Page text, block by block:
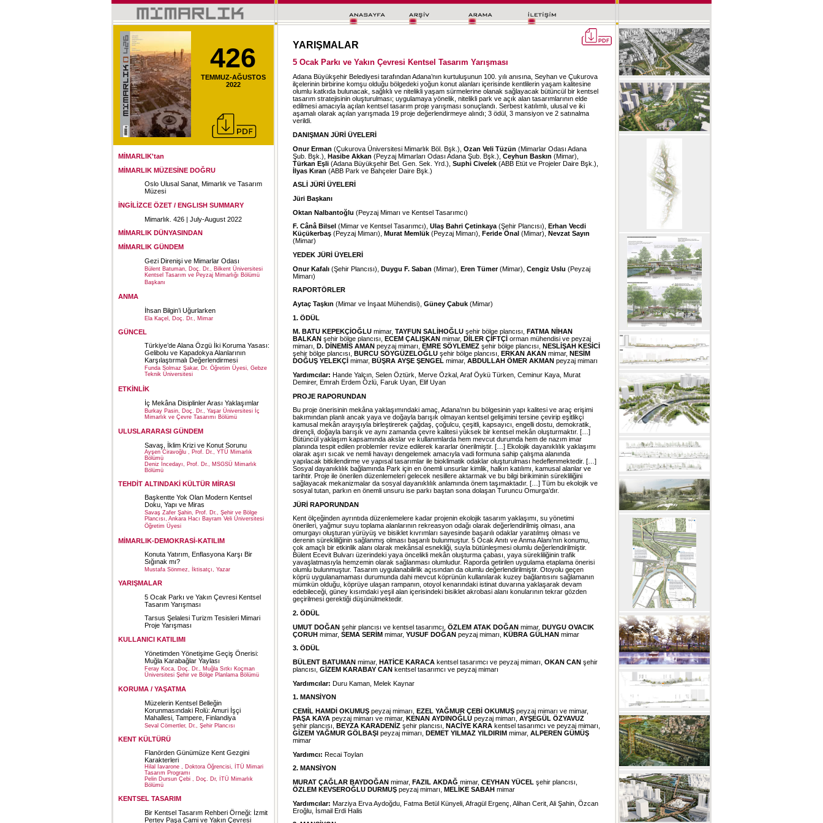
426
TEMMUZ-AĞUSTOS
2022
MİMARLIK'tan
MİMARLIK MÜZESİNE DOĞRU
Oslo Ulusal Sanat, Mimarlık ve Tasarım
Müzesi
İNGİLİZCE ÖZET / ENGLISH SUMMARY
Mimarlık. 426 | July-August 2022
MİMARLIK DÜNYASINDAN
MİMARLIK GÜNDEM
Gezi Direnişi ve Mimarlar Odası
Bülent Batuman, Doç. Dr., Bilkent Üniversitesi
Kentsel Tasarım ve Peyzaj Mimarlığı Bölümü
Başkanı
ANMA
İhsan Bilgin’i Uğurlarken
Ela Kaçel, Doç. Dr., Mimar
GÜNCEL
Türkiye’de Alana Özgü İki Koruma Yasası:
Gelibolu ve Kapadokya Alanlarının
Karşılaştırmalı Değerlendirmesi
Funda Solmaz Şakar, Dr. Öğretim Üyesi, Gebze
Teknik Üniversitesi
ETKİNLİK
İç Mekâna Disiplinler Arası Yaklaşımlar
Burkay Pasin, Doç. Dr., Yaşar Üniversitesi İç
Mimarlık ve Çevre Tasarımı Bölümü
ULUSLARARASI GÜNDEM
Savaş, İklim Krizi ve Konut Sorunu
Ayşen Ciravoğlu , Prof. Dr., YTÜ Mimarlık
Bölümü
Deniz İncedayı, Prof. Dr., MSGSÜ Mimarlık
Bölümü
TEHDİT ALTINDAKİ KÜLTÜR MİRASI
Başkentte Yok Olan Modern Kentsel
Doku, Yapı ve Miras
Savaş Zafer Şahin, Prof. Dr., Şehir ve Bölge
Plancısı, Ankara Hacı Bayram Veli Üniversitesi
Öğretim Üyesi
MİMARLIK-DEMOKRASİ-KATILIM
Konuta Yatırım, Enflasyona Karşı Bir
Sığınak mı?
Mustafa Sönmez, İktisatçı, Yazar
YARIŞMALAR
5 Ocak Parkı ve Yakın Çevresi Kentsel
Tasarım Yarışması
Tarsus Şelalesi Turizm Tesisleri Mimari
Proje Yarışması
KULLANICI KATILIMI
Yönetimden Yönetişime Geçiş Önerisi:
Muğla Karabağlar Yaylası
Feray Koca, Doç. Dr., Muğla Sıtkı Koçman
Üniversitesi Şehir ve Bölge Planlama Bölümü
KORUMA / YAŞATMA
Müzelerin Kentsel Belleğin
Korunmasındaki Rolü: Amuri İşçi
Mahallesi, Tampere, Finlandiya
Seval Cömertler, Dr., Şehir Plancısı
KENT KÜLTÜRÜ
Flanörden Günümüze Kent Gezgini
Karakterleri
Hilal Iavarone , Doktora Öğrencisi, İTÜ Mimari
Tasarım Programı
Pelin Dursun Çebi , Doç. Dr, İTÜ Mimarlık
Bölümü
KENTSEL TASARIM
Bir Kentsel Tasarım Rehberi Örneği: İzmit
Pertev Paşa Cami ve Yakın Çevresi
YARIŞMALAR
5 Ocak Parkı ve Yakın Çevresi Kentsel Tasarım Yarışması
Adana Büyükşehir Belediyesi tarafından Adana’nın kurtuluşunun 100. yılı anısına, Seyhan ve Çukurova
ilçelerinin birbirine komşu olduğu bölgedeki yoğun konut alanları içerisinde kentlilerin yaşam kalitesine
olumlu katkıda bulunacak, sağlıklı ve nitelikli yaşam sürmelerine olanak sağlayacak bütüncül bir kentsel
tasarım stratejisinin oluşturulması; uygulamaya yönelik, nitelikli park ve açık alan tasarımlarının elde
edilmesi amacıyla açılan kentsel tasarım proje yarışması sonuçlandı. Serbest katılımlı, ulusal ve iki
aşamalı olarak açılan yarışmada 19 proje değerlendirmeye alındı; 3 ödül, 3 mansiyon ve 2 satınalma
verildi.
DANIŞMAN JÜRİ ÜYELERİ
Onur Erman (Çukurova Üniversitesi Mimarlık Böl. Bşk.), Ozan Veli Tüzün (Mimarlar Odası Adana
Şub. Bşk.), Hasibe Akkan (Peyzaj Mimarları Odası Adana Şub. Bşk.), Ceyhun Baskın (Mimar),
Türkan Eşli (Adana Büyükşehir Bel. Gen. Sek. Yrd.), Suphi Civelek (ABB Etüt ve Projeler Daire Bşk.),
İlyas Kıran (ABB Park ve Bahçeler Daire Bşk.)
ASLİ JÜRİ ÜYELERİ
Jüri Başkanı
Oktan Nalbantoğlu (Peyzaj Mimarı ve Kentsel Tasarımcı)
F. Cânâ Bilsel (Mimar ve Kentsel Tasarımcı), Ulaş Bahri Çetinkaya (Şehir Plancısı),
Erhan Vecdi
Küçükerbaş (Peyzaj Mimarı), Murat Memlük (Peyzaj Mimarı), Feride Önal (Mimar),
Nevzat Sayın
(Mimar)
YEDEK JÜRİ ÜYELERİ
Onur Kafalı (Şehir Plancısı), Duygu F. Saban (Mimar), Eren Tümer(Mimar), Cengiz Uslu (Peyzaj
Mimarı)
RAPORTÖRLER
Aytaç Taşkın (Mimar ve İnşaat Mühendisi), Güney Çabuk (Mimar)
1. ÖDÜL
M. BATU KEPEKÇİOĞLU mimar, TAYFUN SALİHOĞLU şehir bölge plancısı, FATMA NİHAN
BALKAN şehir bölge plancısı, ECEM ÇALIŞKAN mimar, DİLER ÇİFTÇİ orman mühendisi ve peyzaj
mimarı, D. DİNEMİS AMAN peyzaj mimarı, EMRE SÖYLEMEZ şehir bölge plancısı, NESLİŞAH KESİCİ
şehir bölge plancısı, BURCU SÖYGÜZELOĞLU şehir bölge plancısı, ERKAN AKAN mimar, NESİM
DOĞUŞ YELEKÇİ mimar, BÜŞRA AYŞE ŞENGEL mimar, ABDULLAH ÖMER AKMAN peyzaj mimarı
Yardımcılar: Hande Yalçın, Selen Öztürk, Merve Özkal, Araf Öykü Türken, Ceminur Kaya, Murat
Demirer, Emrah Erdem Özlü, Faruk Uyan, Elif Uyan
PROJE RAPORUNDAN
Bu proje önerisinin mekâna yaklaşımındaki amaç, Adana’nın bu bölgesinin yapı kalitesi ve araç erişimi
bakımından planlı ancak yaya ve doğayla barışık olmayan kentsel gelişimini tersine çevirip eşitlikçi
kamusal mekân arayışıyla birleştirerek çağdaş, çoğulcu, çeşitli, kapsayıcı, engelli dostu, demokratik,
dirençli, doğayla barışık ve aynı zamanda çevre kalitesi yüksek bir kentsel mekân oluşturmaktır. […]
Bütüncül yaklaşım kapsamında akslar ve kullanımlarda hem mevcut durumda hem de nazım imar
planında tespit edilen problemler revize edilerek kararlar önerilmiştir. […] Ekolojik dayanıklılık yaklaşımı
olarak aşırı sıcak ve nemli havayı dengelemek amacıyla vadi formuna sahip çalışma alanında
yapılacak bitkilendirme ve yapısal tasarımlar ile bioklimatik odaklar oluşturulması hedeflenmektedir. […]
Sosyal dayanıklılık bağlamında Park için en önemli unsurlar kimlik, halkın katılımı, kamusal alanlar ve
tarihtir. Proje ile önerilen düzenlemeleri gelecek nesillere aktarmak ve bu bilgi birikiminin sürekliliğini
sağlayacak mekanizmalar da sosyal dayanıklılık anlamında önem taşımaktadır. […] Tüm bu ekolojik ve
sosyal tutan, parkın en önemli unsuru ise parkı baştan sona dolaşan Turuncu Omurga’dır.
JÜRİ RAPORUNDAN
Kent ölçeğinden ayrıntıda düzenlemelere kadar projenin ekolojik tasarım yaklaşımı, su yönetimi
önerileri, yağmur suyu toplama alanlarının rekreasyon odağı olarak değerlendirilmiş olması, ana
omurgayı oluşturan yürüyüş ve bisiklet kıvrımları sayesinde başarılı odaklar yaratılmış olması ve
derenin sürekliliğinin sağlanmış olması başarılı bulunmuştur. 5 Ocak Anıtı ve Anma Alanı’nın konumu,
çok amaçlı bir etkinlik alanı olarak mekânsal esnekliği, suyla bütünleşmesi olumlu değerlendirilmiştir.
Bülent Ecevit Bulvarı üzerindeki yaya öncelikli mekân oluşturma çabası, yaya sürekliliğinin trafik
yavaşlatmasıyla hemzemin olarak sağlanması olumludur. Raporda getirilen uygulama etaplama önerisi
olumlu bulunmuştur. Tasarım uygulanabilirlik açısından da olumlu değerlendirilmiştir. Otoyolu geçen
köprü uygulanamaması durumunda dahi mevcut köprünün kullanılarak kuzey bağlantısını sağlamanın
mümkün olduğu, köprüye ulaşan rampanın, otoyol kenarındaki istinat duvarına yaklaşarak devam
edebileceği, güney kısımdaki yeşil alan içerisindeki bisiklet akrobasi alanı konularının tekrar gözden
geçirilmesi gerektiği düşünülmektedir.
2. ÖDÜL
UMUT DOĞAN şehir plancısı ve kentsel tasarımcı, ÖZLEM ATAK DOĞAN mimar, DUYGU OVACIK
ÇORUH mimar, SEMA SERİM mimar, YUSUF DOĞAN peyzaj mimarı, KÜBRA GÜLHAN mimar
3. ÖDÜL
BÜLENT BATUMAN mimar, HATİCE KARACA kentsel tasarımcı ve peyzaj mimarı, OKAN CAN şehir
plancısı, GİZEM KARABAY CAN kentsel tasarımcı ve peyzaj mimarı
Yardımcılar: Duru Kaman, Melek Kaynar
1. MANSİYON
CEMİL HAMDİ OKUMUŞ peyzaj mimarı, EZEL YAĞMUR ÇEBİ OKUMUŞ peyzaj mimarı ve mimar,
PAŞA KAYA peyzaj mimarı ve mimar, KENAN AYDINOĞLU peyzaj mimarı, AYŞEGÜL ÖZYAVUZ
şehir plancısı, BEYZA KARADENİZ şehir plancısı, NACİYE KARA kentsel tasarımcı ve peyzaj mimarı,
GİZEM YAĞMUR GÖLBAŞI peyzaj mimarı, DEMET YILMAZ YILDIRIM mimar, ALPEREN GÜMÜŞ
mimar
Yardımcı: Recai Toylan
2. MANSİYON
MURAT ÇAĞLAR BAYDOĞAN mimar, FAZIL AKDAĞ mimar, CEYHAN YÜCEL şehir plancısı,
ÖZLEM KEVSEROĞLU DURMUŞ peyzaj mimarı, MELİKE SABAH mimar
Yardımcılar: Marziya Erva Aydoğdu, Fatma Betül Künyeli, Afragül Ergenç, Alihan Cerit, Ali Şahin, Özcan
Eroğlu, İsmail Erdi Halis